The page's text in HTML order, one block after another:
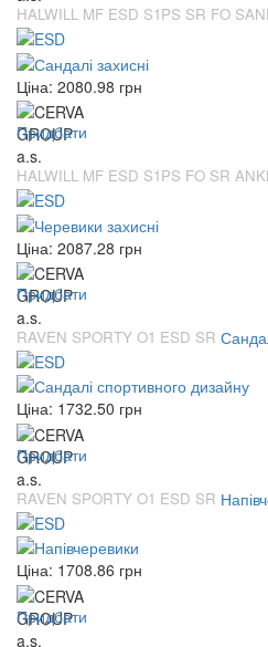
HALWILL MF ESD S1PS SR FO
Ціна: 2080.98 грн
Придбати
HALWILL MF ESD S1PS FO SR
Ціна: 2087.28 грн
Придбати
RAVEN SPORTY O1 ESD SR
Ціна: 1732.50 грн
Придбати
RAVEN SPORTY O1 ESD SR
Ціна: 1708.86 грн
Придбати